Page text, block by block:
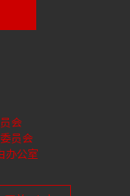
会
员会
办公室